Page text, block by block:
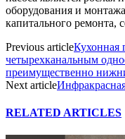
оборудования и
капитального ремонта,
Previous articleКухонная
четырехканальным
преимущественно
Next article
RELATED ARTICLES